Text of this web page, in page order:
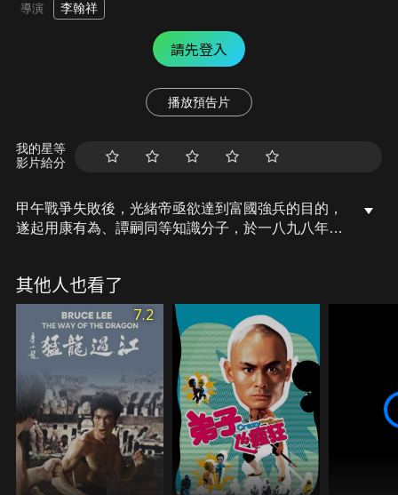
導演 李翰祥
請先登入
播放預告片
我的星等
影片給分
甲午戰爭失敗後，光緒帝亟欲達到富國強兵的目的，
遂起用康有為、譚嗣同等知識分子，於一八九八年六
決反對，光緒被幽禁瀛台，六君子譚嗣同等慷慨就
義…
其他人也看了
7.2